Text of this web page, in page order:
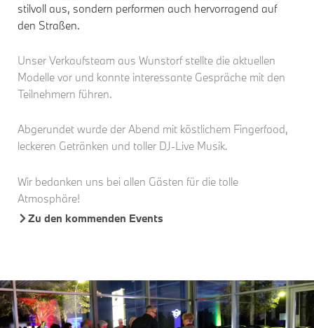
stilvoll aus, sondern performen auch hervorragend auf
den Straßen.
Unser Verkaufsteam aus Wunstorf stellte die aktuellen
Modelle vor und konnte interessante Gespräche mit den
Teilnehmern führen.
Abgerundet wurde der Abend mit köstlichem Fingerfood,
leckeren Getränken und toller DJ-Live Musik.
Wir bedanken uns bei allen Gästen für die tolle
Atmosphäre!
Zu den kommenden Events